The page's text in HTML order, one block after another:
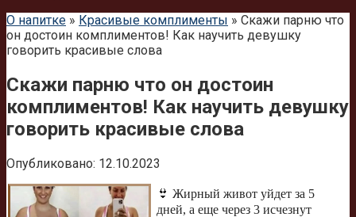
О напитке » Красивые комплименты » Скажи парню что
он достоин комплиментов! Как научить девушку
говорить красивые слова
Скажи парню что он достоин
комплиментов! Как научить девушку
говорить красивые слова
Опубликовано: 12.10.2023
👙 Жирный живот уйдет за 5
дней, а еще через 3 исчезнут